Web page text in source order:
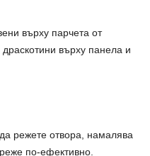
върху парчета от
върху панела и
режете отвора, намалява
по-ефективно.